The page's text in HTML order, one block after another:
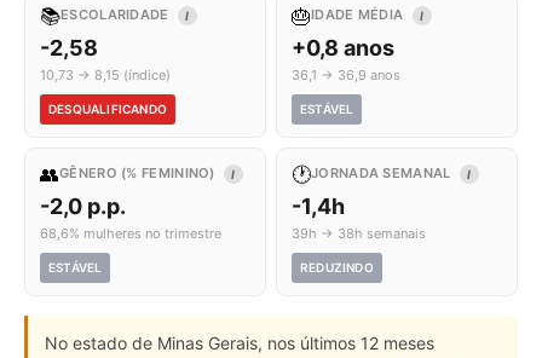
📚ESCOLARIDADE I
-2,58
10,73 → 8,15 (índice)
DESQUALIFICANDO
🎂IDADE MÉDIA I
+0,8 anos
36,1 → 36,9 anos
ESTÁVEL
👥GÊNERO (% FEMININO) I
-2,0 p.p.
68,6% mulheres no trimestre
ESTÁVEL
🕐JORNADA SEMANAL I
-1,4h
39h → 38h semanais
REDUZINDO
No estado de Minas Gerais, nos últimos 12 meses